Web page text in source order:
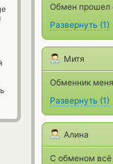
Обмен прошел
Развернуть (1)
Митя
Обменник
Развернуть (1)
Алина
С обменом всё